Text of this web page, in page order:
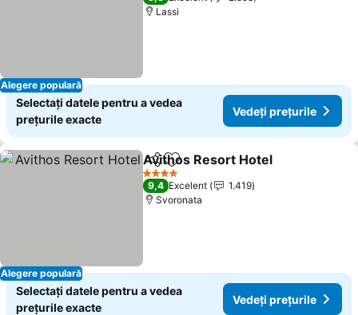
Alegere populară
Lassi
Selectați datele pentru a vedea
prețurile exacte
Vedeți prețurile
Alegere populară
DistribuițiAdăugaţi la favorite
Avithos Resort Hotel
4 Stele
9,4 Excelent
1.419
Svoronata
Selectați datele pentru a vedea
prețurile exacte
Vedeți prețurile